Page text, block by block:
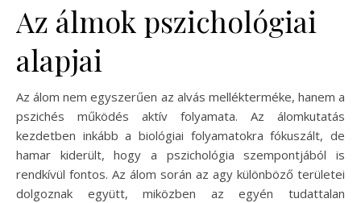
Az álmok pszichológiai
alapjai
Az álom nem egyszerűen az alvás mellékterméke, hanem a
pszichés működés aktív folyamata. Az álomkutatás
kezdetben inkább a biológiai folyamatokra fókuszált, de
hamar kiderült, hogy a pszichológia szempontjából is
rendkívül fontos. Az álom során az agy különböző területei
dolgoznak együtt, miközben az egyén tudattalan